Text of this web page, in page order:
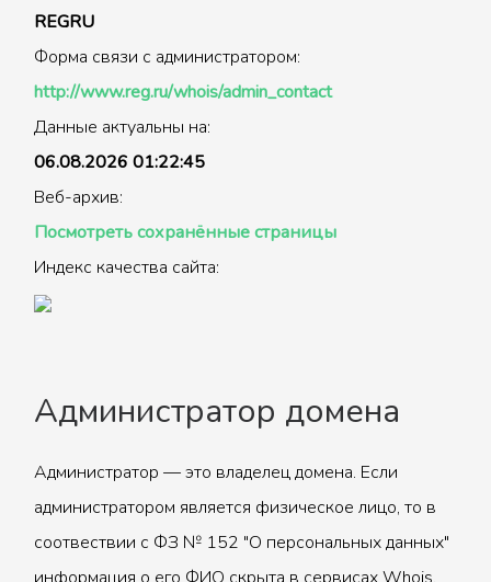
REGRU
Форма связи с администратором:
http://www.reg.ru/whois/admin_contact
Данные актуальны на:
06.08.2026 01:22:45
Веб-архив:
Посмотреть сохранённые страницы
Индекс качества сайта:
Администратор домена
Администратор — это владелец домена. Если
администратором является физическое лицо, то в
соотвествии с ФЗ № 152 "О персональных данных"